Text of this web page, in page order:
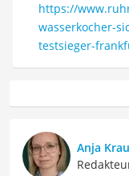
https://
wasserkocher-
testsieger-
Anja